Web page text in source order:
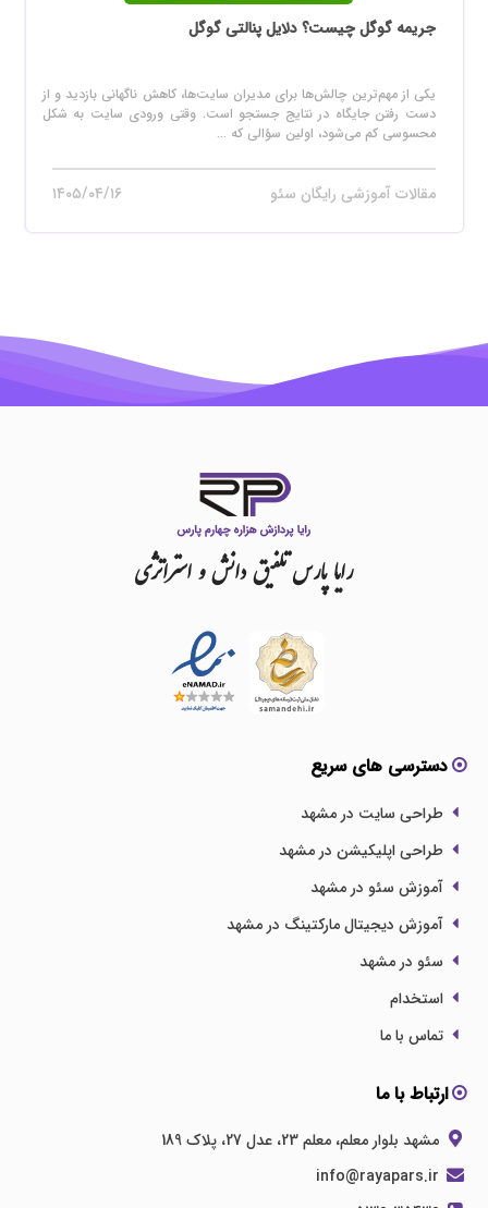
جریمه گوگل چیست؟ دلایل پنالتی گوگل
یکی از مهم‌ترین چالش‌ها برای مدیران سایت‌ها، کاهش ناگهانی بازدید و از
دست رفتن جایگاه در نتایج جستجو است. وقتی ورودی سایت به شکل
محسوسی کم می‌شود، اولین سؤالی که ...
مقالات آموزشی رایگان سئو ۱۴۰۵/۰۴/۱۶
رایاپارستلفیقدانشواستراتژی
دسترسی های سریع
طراحی سایت در مشهد
طراحی اپلیکیشن در مشهد
آموزش سئو در مشهد
آموزش دیجیتال مارکتینگ در مشهد
سئو در مشهد
استخدام
تماس با ما
ارتباط با ما
مشهد بلوار معلم، معلم 23، عدل 27، پلاک 189